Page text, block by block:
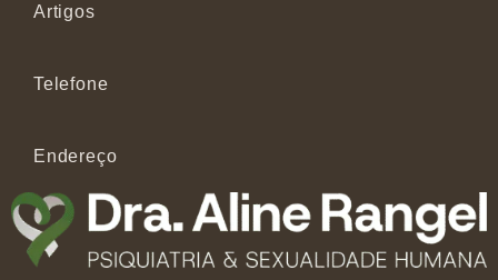
Artigos
Telefone
Endereço